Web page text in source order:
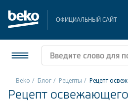
ОФИЦИАЛЬНЫЙ САЙТ
Холодильники и
Beko Блог Рецепты Рецепт
Рецепт освежающего